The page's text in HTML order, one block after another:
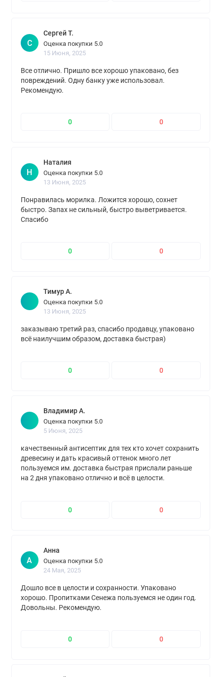
С
Сергей Т.
Оценка покупки 5.0
15 Июня, 2025
Все отлично. Пришло все хорошо упаковано, без
повреждений. Одну банку уже использовал.
Рекомендую.
0 0
Н
Наталия
Оценка покупки 5.0
13 Июня, 2025
Понравилась морилка. Ложится хорошо, сохнет
быстро. Запах не сильный, быстро выветривается.
Спасибо
0 0
Тимур А.
Оценка покупки 5.0
13 Июня, 2025
заказываю третий раз, спасибо продавцу, упаковано
всё наилучшим образом, доставка быстрая)
0 0
Владимир А.
Оценка покупки 5.0
5 Июня, 2025
качественный антисептик для тех кто хочет сохранить
древесину и дать красивый оттенок много лет
пользуемся им. доставка быстрая прислали раньше
на 2 дня упаковано отлично и всё в целости.
0 0
А
Анна
Оценка покупки 5.0
24 Мая, 2025
Дошло все в целости и сохранности. Упаковано
хорошо. Пропитками Сенежа пользуемся не один год.
Довольны. Рекомендую.
0 0